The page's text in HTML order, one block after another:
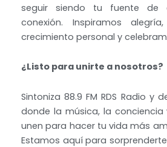
seguir siendo tu fuente de
conexión. Inspiramos
crecimiento personal y
¿Listo para unirte a nosotros?
Sintoniza 88.9 FM RDS Radio y
donde la música, la conciencia
unen para hacer tu vida más
Estamos aquí para